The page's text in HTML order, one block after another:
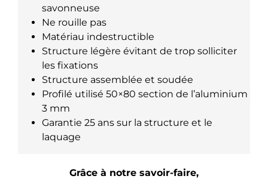
savonneuse
Ne rouille pas
Matériau indestructible
Structure légère évitant de trop solliciter
les fixations
Structure assemblée et soudée
Profilé utilisé 50×80 section de l’aluminium
3 mm
Garantie 25 ans sur la structure et le
laquage
Grâce à notre savoir-faire,